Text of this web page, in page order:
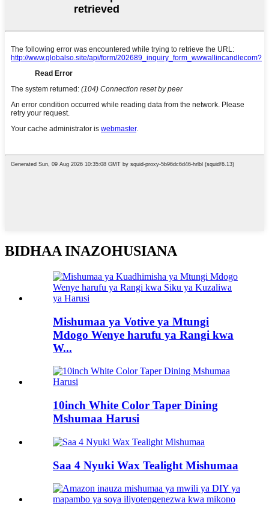
BIDHAA INAZOHUSIANA
Mishumaa ya Votive ya Mtungi
Mdogo Wenye harufu ya Rangi kwa
W...
10inch White Color Taper Dining
Mshumaa Harusi
Saa 4 Nyuki Wax Tealight Mishumaa